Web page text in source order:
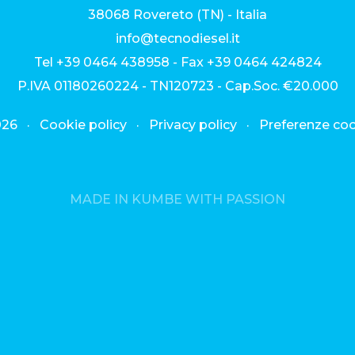
38068 Rovereto (TN) - Italia
info@tecnodiesel.it
Tel +39 0464 438958 - Fax +39 0464 424824
P.IVA 01180260224 - TN120723 - Cap.Soc. €20.000
· Cookie policy · Privacy policy · Preferenze
MADE IN KUMBE WITH PASSION